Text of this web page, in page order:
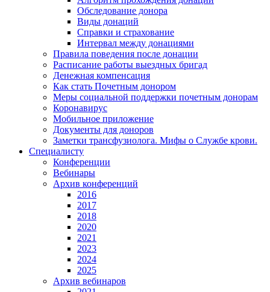
Обследование донора
Виды донаций
Справки и страхование
Интервал между донациями
Правила поведения после донации
Расписание работы выездных бригад
Денежная компенсация
Как стать Почетным донором
Меры социальной поддержки почетным донорам
Коронавирус
Мобильное приложение
Документы для доноров
Заметки трансфузиолога. Мифы о Службе крови.
Специалисту
Конференции
Вебинары
Архив конференций
2016
2017
2018
2020
2021
2023
2024
2025
Архив вебинаров